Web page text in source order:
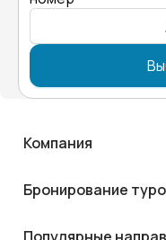
Компания
Бронирование